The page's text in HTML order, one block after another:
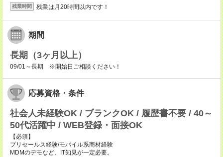
残業時間 残業は月20時間以内です！
期間
長期（3ヶ月以上）
09/01～長期 ※開始日ご相談ください！
応募資格・条件
社会人未経験OK / ブランクOK / 履歴書不要 / 40～
50代活躍中 / WEB登録・面接OK
【必須】
プリセールス経験/モバイル系商材経験
MDMのデモなど、IT知見が一定必要。